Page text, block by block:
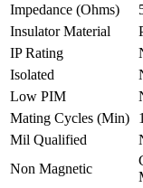
Impedance (Ohms)
Insulator Material
IP Rating
Isolated
Low PIM
Mating Cycles (Min)
Mil Qualified
Non Magnetic